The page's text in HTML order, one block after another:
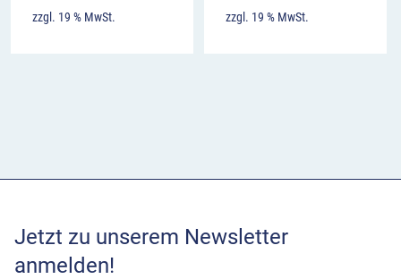
zzgl. 19 % MwSt.
zzgl. 19 % MwSt.
Jetzt zu unserem Newsletter
anmelden!